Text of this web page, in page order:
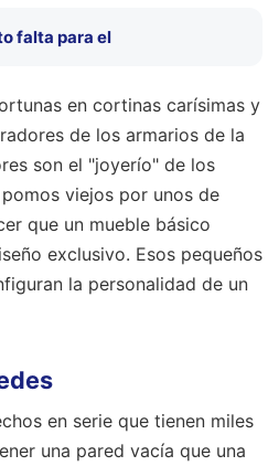
falta para el
en cortinas carísimas y
de los armarios de la
son el "joyerío" de los
viejos por unos de
que un mueble básico
exclusivo. Esos pequeños
la personalidad de un
en serie que tienen miles
una pared vacía que una